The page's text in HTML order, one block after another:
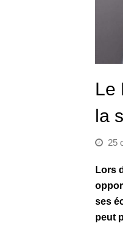
Le
la
25
Lors
ses
peut